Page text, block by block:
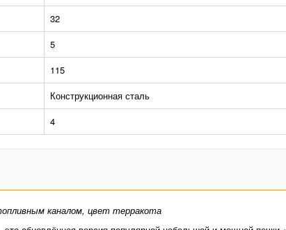
32
5
115
Конструкционная сталь
4
каналом, цвет терракота